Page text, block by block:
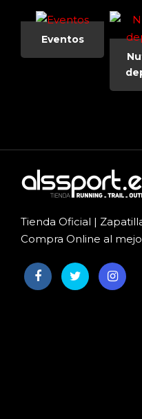
Eventos
Tienda Oficial |
Compra Online al